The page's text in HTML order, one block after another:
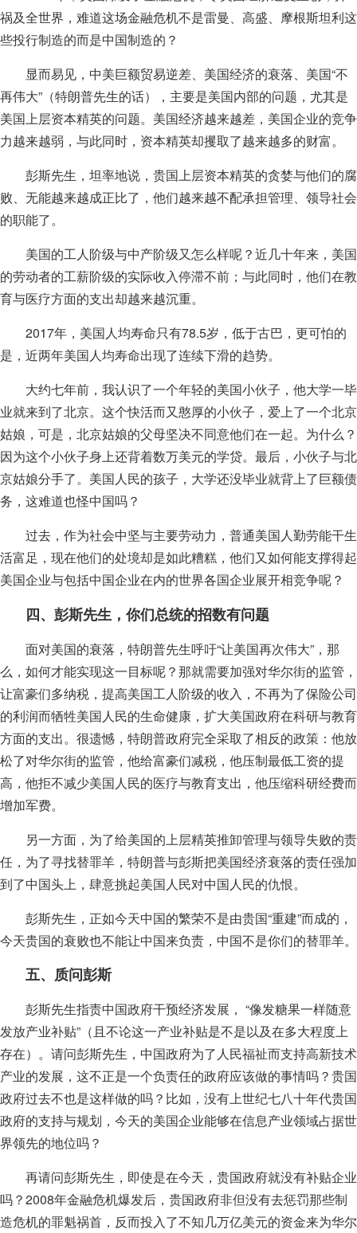
祸及全世界，难道这场金融危机不是雷曼、高盛、摩根斯坦利这
些投行制造的而是中国制造的？
显而易见，中美巨额贸易逆差、美国经济的衰落、美国“不
再伟大”（特朗普先生的话），主要是美国内部的问题，尤其是
美国上层资本精英的问题。美国经济越来越差，美国企业的竞争
力越来越弱，与此同时，资本精英却攫取了越来越多的财富。
彭斯先生，坦率地说，贵国上层资本精英的贪婪与他们的腐
败、无能越来越成正比了，他们越来越不配承担管理、领导社会
的职能了。
美国的工人阶级与中产阶级又怎么样呢？近几十年来，美国
的劳动者的工薪阶级的实际收入停滞不前；与此同时，他们在教
育与医疗方面的支出却越来越沉重。
2017年，美国人均寿命只有78.5岁，低于古巴，更可怕的
是，近两年美国人均寿命出现了连续下滑的趋势。
大约七年前，我认识了一个年轻的美国小伙子，他大学一毕
业就来到了北京。这个快活而又憨厚的小伙子，爱上了一个北京
姑娘，可是，北京姑娘的父母坚决不同意他们在一起。为什么？
因为这个小伙子身上还背着数万美元的学贷。最后，小伙子与北
京姑娘分手了。美国人民的孩子，大学还没毕业就背上了巨额债
务，这难道也怪中国吗？
过去，作为社会中坚与主要劳动力，普通美国人勤劳能干生
活富足，现在他们的处境却是如此糟糕，他们又如何能支撑得起
美国企业与包括中国企业在内的世界各国企业展开相竞争呢？
四、彭斯先生，你们总统的招数有问题
面对美国的衰落，特朗普先生呼吁“让美国再次伟大”，那
么，如何才能实现这一目标呢？那就需要加强对华尔街的监管，
让富豪们多纳税，提高美国工人阶级的收入，不再为了保险公司
的利润而牺牲美国人民的生命健康，扩大美国政府在科研与教育
方面的支出。很遗憾，特朗普政府完全采取了相反的政策：他放
松了对华尔街的监管，他给富豪们减税，他压制最低工资的提
高，他拒不减少美国人民的医疗与教育支出，他压缩科研经费而
增加军费。
另一方面，为了给美国的上层精英推卸管理与领导失败的责
任，为了寻找替罪羊，特朗普与彭斯把美国经济衰落的责任强加
到了中国头上，肆意挑起美国人民对中国人民的仇恨。
彭斯先生，正如今天中国的繁荣不是由贵国“重建”而成的，
今天贵国的衰败也不能让中国来负责，中国不是你们的替罪羊。
五、质问彭斯
彭斯先生指责中国政府干预经济发展， “像发糖果一样随意
发放产业补贴”（且不论这一产业补贴是不是以及在多大程度上
存在）。请问彭斯先生，中国政府为了人民福祉而支持高新技术
产业的发展，这不正是一个负责任的政府应该做的事情吗？贵国
政府过去不也是这样做的吗？比如，没有上世纪七八十年代贵国
政府的支持与规划，今天的美国企业能够在信息产业领域占据世
界领先的地位吗？
再请问彭斯先生，即使是在今天，贵国政府就没有补贴企业
吗？2008年金融危机爆发后，贵国政府非但没有去惩罚那些制
造危机的罪魁祸首，反而投入了不知几万亿美元的资金来为华尔